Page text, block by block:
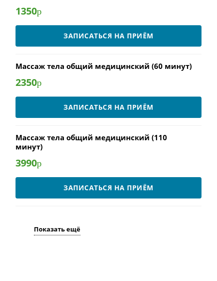
1350р
ЗАПИСАТЬСЯ НА ПРИЁМ
Массаж тела общий медицинский (60 минут)
2350р
ЗАПИСАТЬСЯ НА ПРИЁМ
Массаж тела общий медицинский (110
минут)
3990р
ЗАПИСАТЬСЯ НА ПРИЁМ
Показать ещё